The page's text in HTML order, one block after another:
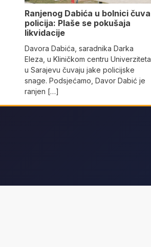
Ranjenog Dabića u bolnici čuva
policija: Plaše se pokušaja
likvidacije
Davora Dabića, saradnika Darka
Eleza, u Kliničkom centru Univerziteta
u Sarajevu čuvaju jake policijske
snage. Podsjećamo, Davor Dabić je
ranjen […]